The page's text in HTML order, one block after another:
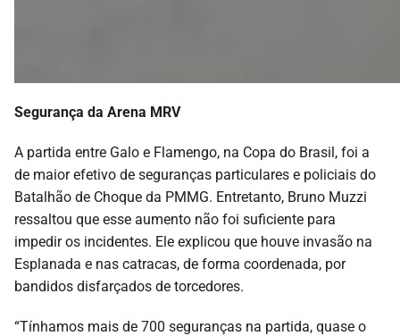
Segurança da Arena MRV
A partida entre Galo e Flamengo, na Copa do Brasil, foi a
de maior efetivo de seguranças particulares e policiais do
Batalhão de Choque da PMMG. Entretanto, Bruno Muzzi
ressaltou que esse aumento não foi suficiente para
impedir os incidentes. Ele explicou que houve invasão na
Esplanada e nas catracas, de forma coordenada, por
bandidos disfarçados de torcedores.
“Tínhamos mais de 700 seguranças na partida, quase o